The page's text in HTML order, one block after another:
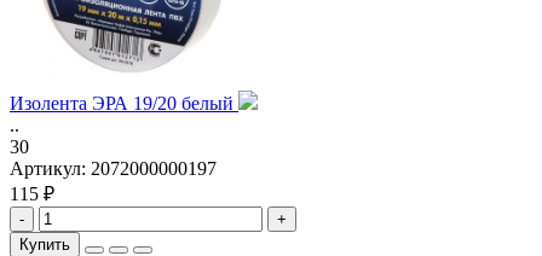
Изолента ЭРА 19/20 белый
..
30
Артикул: 2072000000197
115 ₽
-
+
Купить